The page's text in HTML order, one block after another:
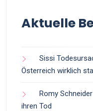
Aktuelle
Sissi
Österreich wirklich
Romy
ihren Tod